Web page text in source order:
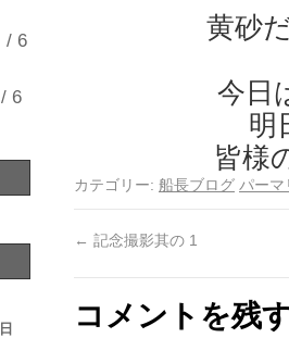
黄砂
今日
明
皆様
カテゴリー: 船長ブログ パーマ
← 記念撮影其の 1
コメントを残
/ 6
/ 6
日